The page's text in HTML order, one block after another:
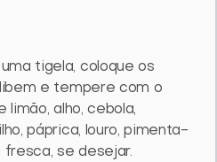
tigela, coloque os
e tempere com o
limão, alho, cebola,
páprica, louro, pimenta-
se desejar.